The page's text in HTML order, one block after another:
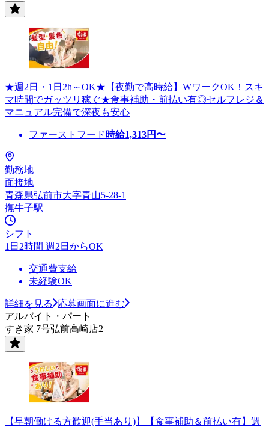
★週2日・1日2h～OK★【夜勤で高時給】WワークOK！スキ
マ時間でガッツリ稼ぐ★食事補助・前払い有◎セルフレジ＆
マニュアル完備で深夜も安心
ファーストフード 時給1,313円〜
勤務地
面接地
青森県弘前市大字青山5-28-1
撫牛子駅
シフト
1日2時間 週2日からOK
交通費支給
未経験OK
詳細を見る
応募画面に進む
アルバイト・パート
すき家 7号弘前高崎店2
【早朝働ける方歓迎(手当あり)】【食事補助＆前払い有】週